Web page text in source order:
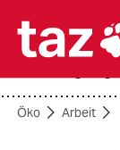
Öko Arbeit